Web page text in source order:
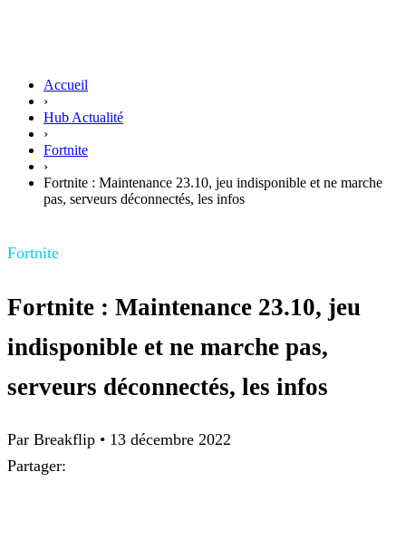
Accueil
›
Hub Actualité
›
Fortnite
›
Fortnite : Maintenance 23.10, jeu indisponible et ne marche
pas, serveurs déconnectés, les infos
Fortnite
Fortnite : Maintenance 23.10, jeu
indisponible et ne marche pas,
serveurs déconnectés, les infos
Par Breakflip • 13 décembre 2022
Partager: